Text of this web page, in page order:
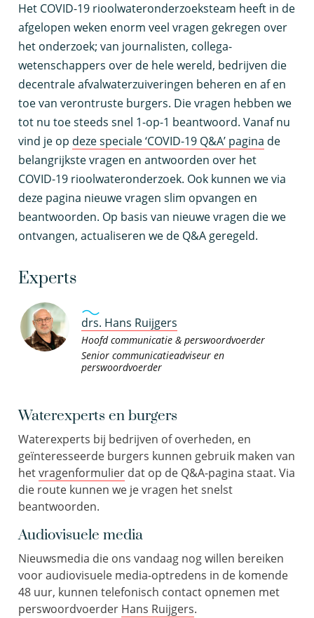
Het COVID-19 rioolwateronderzoeksteam heeft in de
afgelopen weken enorm veel vragen gekregen over
het onderzoek; van journalisten, collega-
wetenschappers over de hele wereld, bedrijven die
decentrale afvalwaterzuiveringen beheren en af en
toe van verontruste burgers. Die vragen hebben we
tot nu toe steeds snel 1-op-1 beantwoord. Vanaf nu
vind je op deze speciale ‘COVID-19 Q&A’ pagina de
belangrijkste vragen en antwoorden over het
COVID-19 rioolwateronderzoek. Ook kunnen we via
deze pagina nieuwe vragen slim opvangen en
beantwoorden. Op basis van nieuwe vragen die we
ontvangen, actualiseren we de Q&A geregeld.
Experts
drs. Hans Ruijgers
Hoofd communicatie & perswoordvoerder
Senior communicatieadviseur en
perswoordvoerder
Waterexperts en burgers
Waterexperts bij bedrijven of overheden, en
geïnteresseerde burgers kunnen gebruik maken van
hetvragenformulier dat op de Q&A-pagina staat. Via
die route kunnen we je vragen het snelst
beantwoorden.
Audiovisuele media
Nieuwsmedia die ons vandaag nog willen bereiken
voor audiovisuele media-optredens in de komende
48 uur, kunnen telefonisch contact opnemen met
perswoordvoerder Hans Ruijgers.